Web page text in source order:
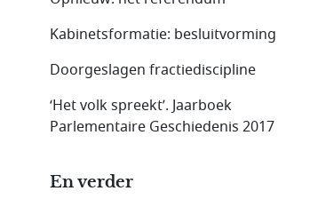
Kabinetsformatie: besluitvorming
Doorgeslagen fractiediscipline
‘Het volk spreekt’. Jaarboek
Parlementaire Geschiedenis 2017
En verder